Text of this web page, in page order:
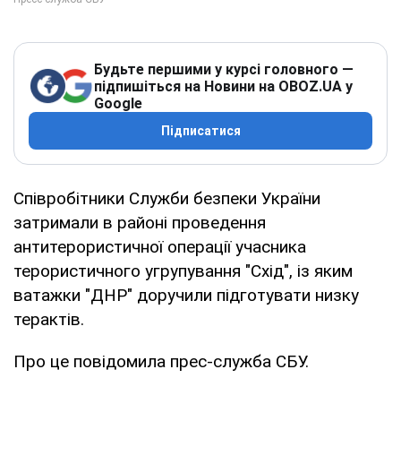
Будьте першими у курсі головного —
підпишіться на Новини на OBOZ.UA у
Google
Підписатися
Співробітники Служби безпеки України
затримали в районі проведення
антитерористичної операції учасника
терористичного угрупування "Схід", із яким
ватажки "ДНР" доручили підготувати низку
терактів.
Про це повідомила прес-служба СБУ.